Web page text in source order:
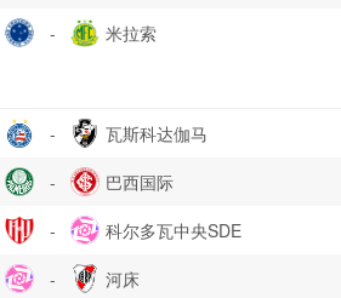
- 米拉索
- 瓦斯科达伽马
- 巴西国际
- 科尔多瓦中央SDE
- 河床